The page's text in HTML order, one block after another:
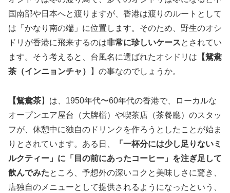
国南部や日本へと渡りますが、香港は渡りのルートとして
は「かなり南の端」に位置します。そのため、野生のオシ
ドリが香港に飛来するのは非常に珍しいケースとされてい
ます。そう考えると、台風名に選ばれたオシドリは 【鴛鴦
茶（インニョンチャ）
】の事なのでしょうか。
【鴛鴦茶】は、1950年代〜60年代の香港で、ローカルな
オープンエア屋台（大牌檔）や喫茶店（茶餐廳）のスタッ
フが、休憩中に独自のドリンクを作ろうとしたことが始ま
りとされています。ある日、
「一杯分には少し足りないミ
ルクティー」に「目の前にあったコーヒー」を注ぎ足して
飲んでみたところ、予想外の深いコクと美味しさに驚き、
店独自のメニューとして提供されるようになったという、